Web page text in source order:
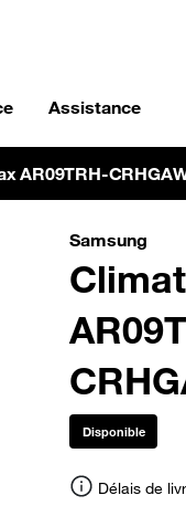
Assistance
AR09TRH-
Samsung
Disponible
Délais de